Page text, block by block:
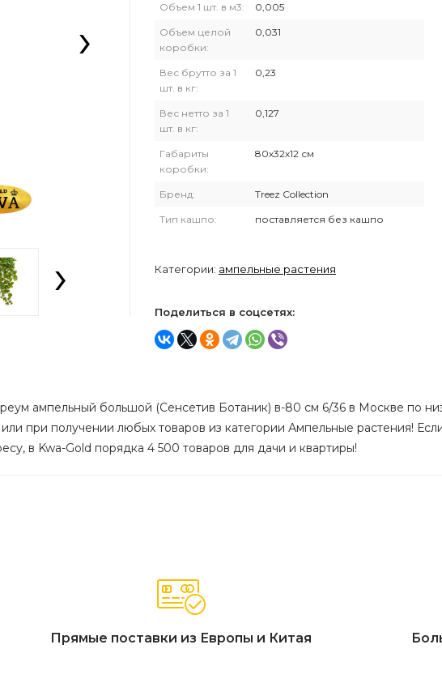
›
›
Объем 1 шт. в м3: 0,005
Объем целой
коробки:
0,031
Вес брутто за 1
шт. в кг:
0,23
Вес нетто за 1
шт. в кг:
0,127
Габариты
коробки:
80х32х12 см
Бренд: Treez Collection
Тип кашпо: поставляется без кашпо
Категории: ампельные растения
Поделиться в соцсетях:
ампельный большой (Сенсетив Ботаник) в-80 см 6/36 в Москве по
при получении любых товаров из категории Ампельные растения!
в Kwa-Gold порядка 4 500 товаров для дачи и квартиры!
Прямые поставки из Европы и Китая